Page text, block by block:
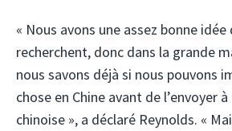
« Nous avons une assez bonne idée
recherchent, donc dans la grande
nous savons déjà si nous pouvons
chose en Chine avant de l’envoyer
chinoise », a déclaré Reynolds. «